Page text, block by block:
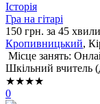
Історія
Гра на гітарі
150 грн. за 45
Кропивницький,
Місце занять:
Шкільний вчитель
★★★★
0